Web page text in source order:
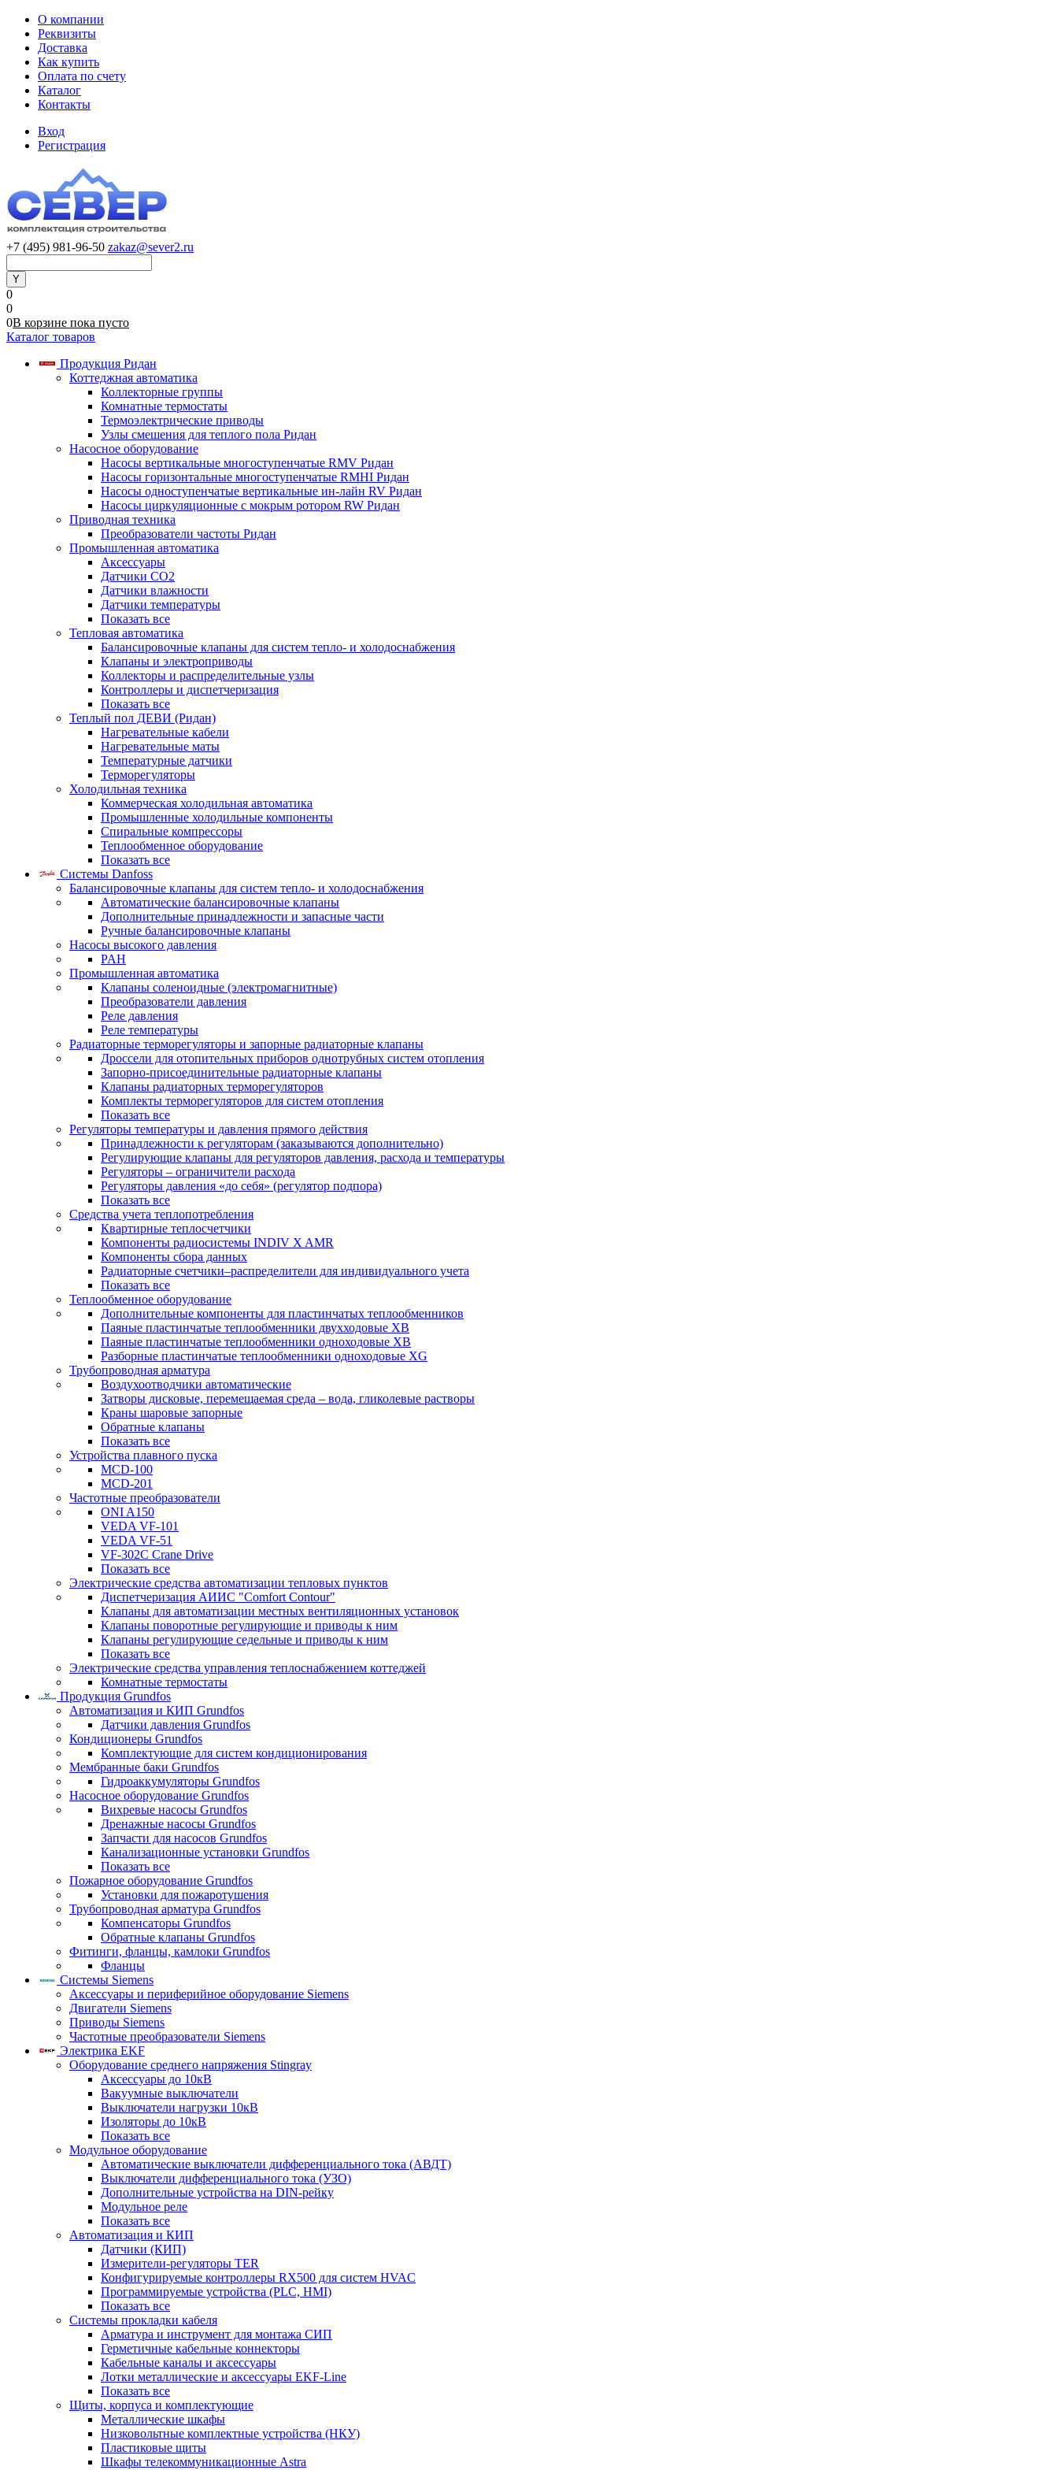
О компании
Реквизиты
Доставка
Как купить
Оплата по счету
Каталог
Контакты
Вход
Регистрация
+7 (495) 981-96-50 zakaz@sever2.ru
0
0
0В корзине пока пусто
Каталог товаров
Продукция Ридан
Коттеджная автоматика
Коллекторные группы
Комнатные термостаты
Термоэлектрические приводы
Узлы смешения для теплого пола Ридан
Насосное оборудование
Насосы вертикальные многоступенчатые RMV Ридан
Насосы горизонтальные многоступенчатые RMHI Ридан
Насосы одноступенчатые вертикальные ин-лайн RV Ридан
Насосы циркуляционные с мокрым ротором RW Ридан
Приводная техника
Преобразователи частоты Ридан
Промышленная автоматика
Аксессуары
Датчики CO2
Датчики влажности
Датчики температуры
Показать все
Тепловая автоматика
Балансировочные клапаны для систем тепло- и холодоснабжения
Клапаны и электроприводы
Коллекторы и распределительные узлы
Контроллеры и диспетчеризация
Показать все
Теплый пол ДЕВИ (Ридан)
Нагревательные кабели
Нагревательные маты
Температурные датчики
Терморегуляторы
Холодильная техника
Коммерческая холодильная автоматика
Промышленные холодильные компоненты
Спиральные компрессоры
Теплообменное оборудование
Показать все
Системы Danfoss
Балансировочные клапаны для систем тепло- и холодоснабжения
Автоматические балансировочные клапаны
Дополнительные принадлежности и запасные части
Ручные балансировочные клапаны
Насосы высокого давления
PAH
Промышленная автоматика
Клапаны соленоидные (электромагнитные)
Преобразователи давления
Реле давления
Реле температуры
Радиаторные терморегуляторы и запорные радиаторные клапаны
Дроссели для отопительных приборов однотрубных систем отопления
Запорно-присоединительные радиаторные клапаны
Клапаны радиаторных терморегуляторов
Комплекты терморегуляторов для систем отопления
Показать все
Регуляторы температуры и давления прямого действия
Принадлежности к регуляторам (заказываются дополнительно)
Регулирующие клапаны для регуляторов давления, расхода и температуры
Регуляторы – ограничители расхода
Регуляторы давления «до себя» (регулятор подпора)
Показать все
Средства учета теплопотребления
Квартирные теплосчетчики
Компоненты радиосистемы INDIV X AMR
Компоненты сбора данных
Радиаторные счетчики–распределители для индивидуального учета
Показать все
Теплообменное оборудование
Дополнительные компоненты для пластинчатых теплообменников
Паяные пластинчатые теплообменники двухходовые XB
Паяные пластинчатые теплообменники одноходовые ХВ
Разборные пластинчатые теплообменники одноходовые ХG
Трубопроводная арматура
Воздухоотводчики автоматические
Затворы дисковые, перемещаемая среда – вода, гликолевые растворы
Краны шаровые запорные
Обратные клапаны
Показать все
Устройства плавного пуска
MCD-100
MCD-201
Частотные преобразователи
ONI A150
VEDA VF-101
VEDA VF-51
VF-302C Crane Drive
Показать все
Электрические средства автоматизации тепловых пунктов
Диспетчеризация АИИС "Comfort Contour"
Клапаны для автоматизации местных вентиляционных установок
Клапаны поворотные регулирующие и приводы к ним
Клапаны регулирующие седельные и приводы к ним
Показать все
Электрические средства управления теплоснабжением коттеджей
Комнатные термостаты
Продукция Grundfos
Автоматизация и КИП Grundfos
Датчики давления Grundfos
Кондиционеры Grundfos
Комплектующие для систем кондиционирования
Мембранные баки Grundfos
Гидроаккумуляторы Grundfos
Насосное оборудование Grundfos
Вихревые насосы Grundfos
Дренажные насосы Grundfos
Запчасти для насосов Grundfos
Канализационные установки Grundfos
Показать все
Пожарное оборудование Grundfos
Установки для пожаротушения
Трубопроводная арматура Grundfos
Компенсаторы Grundfos
Обратные клапаны Grundfos
Фитинги, фланцы, камлоки Grundfos
Фланцы
Системы Siemens
Аксессуары и периферийное оборудование Siemens
Двигатели Siemens
Приводы Siemens
Частотные преобразователи Siemens
Электрика EKF
Оборудование среднего напряжения Stingray
Аксессуары до 10кВ
Вакуумные выключатели
Выключатели нагрузки 10кВ
Изоляторы до 10кВ
Показать все
Модульное оборудование
Автоматические выключатели дифференциального тока (АВДТ)
Выключатели дифференциального тока (УЗО)
Дополнительные устройства на DIN-рейку
Модульное реле
Показать все
Автоматизация и КИП
Датчики (КИП)
Измерители-регуляторы TER
Конфигурируемые контроллеры RX500 для систем HVAC
Программируемые устройства (PLC, HMI)
Показать все
Системы прокладки кабеля
Арматура и инструмент для монтажа СИП
Герметичные кабельные коннекторы
Кабельные каналы и аксессуары
Лотки металлические и аксессуары EKF-Line
Показать все
Щиты, корпуса и комплектующие
Металлические шкафы
Низковольтные комплектные устройства (НКУ)
Пластиковые щиты
Шкафы телекоммуникационные Astra